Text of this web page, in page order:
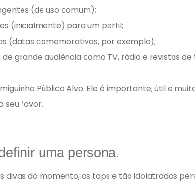
(de uso comum);
(inicialmente) para um perfil;
(datas comemorativas, por exemplo);
grande audiência como TV, rádio e revistas de
Público Alvo. Ele é importante, útil e
seu favor.
uma persona.
divas do momento, as tops e tão idolatradas